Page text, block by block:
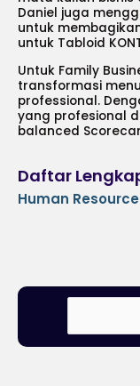
Daniel juga
untuk
untuk Tabloid
Untuk Family
transformasi
professional.
yang profesional
balanced
Daftar
Human